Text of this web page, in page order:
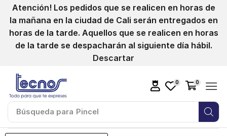
Atención! Los pedidos que se realicen en horas de
la mañana en la ciudad de Cali serán entregados en
horas de la tarde. Aquellos que se realicen en horas
de la tarde se despacharán al siguiente día hábil.
Descartar
Búsqueda para Pincel
0 0